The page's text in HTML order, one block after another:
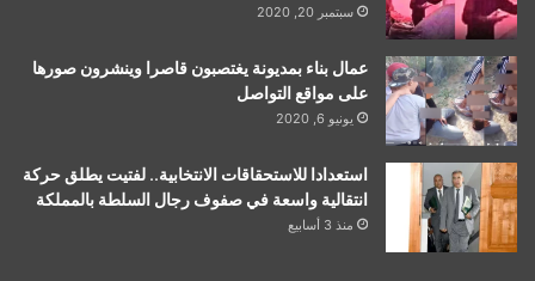
سبتمبر 20, 2020
عمال بناء بمديونة يغتصبون قاصرا وينشرون صورها
على مواقع التواصل
يونيو 6, 2020
استعدادا للاستحقاقات الانتخابية.. لفتيت يطلق حركة
انتقالية واسعة في صفوف رجال السلطة بالمملكة
منذ 3 أسابيع